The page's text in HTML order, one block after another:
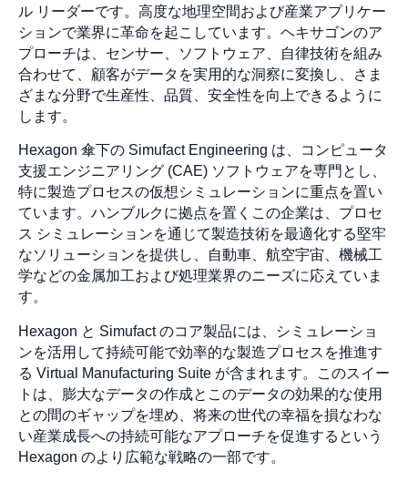
ル リーダーです。高度な地理空間および産業アプリケー
ションで業界に革命を起こしています。ヘキサゴンのア
プローチは、センサー、ソフトウェア、自律技術を組み
合わせて、顧客がデータを実用的な洞察に変換し、さま
ざまな分野で生産性、品質、安全性を向上できるように
します。
Hexagon 傘下の Simufact Engineering は、コンピュータ
支援エンジニアリング (CAE) ソフトウェアを専門とし、
特に製造プロセスの仮想シミュレーションに重点を置い
ています。ハンブルクに拠点を置くこの企業は、プロセ
ス シミュレーションを通じて製造技術を最適化する堅牢
なソリューションを提供し、自動車、航空宇宙、機械工
学などの金属加工および処理業界のニーズに応えていま
す。
Hexagon と Simufact のコア製品には、シミュレーショ
ンを活用して持続可能で効率的な製造プロセスを推進す
る Virtual Manufacturing Suite が含まれます。このスイー
トは、膨大なデータの作成とこのデータの効果的な使用
との間のギャップを埋め、将来の世代の幸福を損なわな
い産業成長への持続可能なアプローチを促進するという
Hexagon のより広範な戦略の一部です。